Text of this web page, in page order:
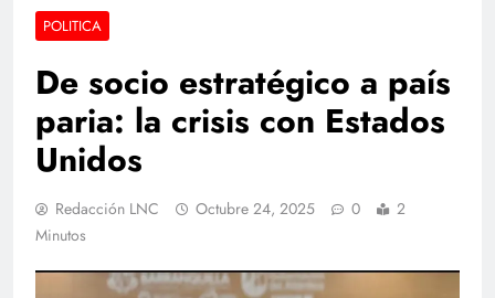
POLITICA
De socio estratégico a país
paria: la crisis con Estados
Unidos
Redacción LNC Octubre 24, 2025 0
2
Minutos